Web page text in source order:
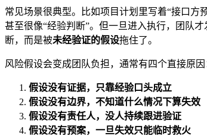
常见场景很典型。比如项目计划里写着“接口方
甚至很像“经验判断”。但一旦进入执行，团队
断，而是被未经验证的假设拖住了。
风险假设会变成团队负担，通常有四个直接原因
假设没有证据，只靠经验口头成立
假设没有边界，不知道什么情况下算失效
假设没有责任人，没人持续跟进验证
假设没有预案，一旦失效只能临时救火